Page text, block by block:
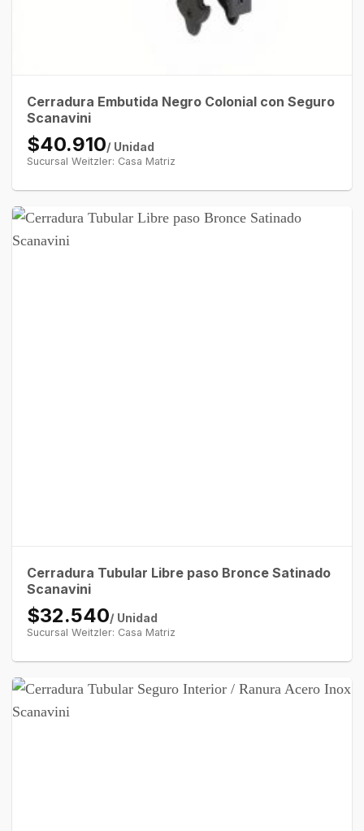
Cerradura Embutida Negro Colonial con Seguro
Scanavini
$40.910/ Unidad
Sucursal Weitzler: Casa Matriz
Cerradura Tubular Libre paso Bronce Satinado
Scanavini
$32.540/ Unidad
Sucursal Weitzler: Casa Matriz